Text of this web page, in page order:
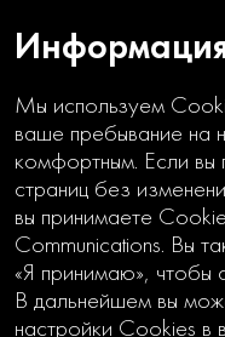
ОСНОВАНИЯ
Мы используем
ваше пребывание на
комфортным. Если
страниц без
вы принимаете
Communications. Вы
«Я принимаю», чтобы
В дальнейшем вы
настройки Cookies